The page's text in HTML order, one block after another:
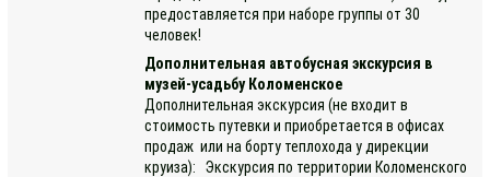
предоставляется при наборе группы от 30
человек!
Дополнительная автобусная экскурсия в
музей-усадьбу Коломенское
Дополнительная экскурсия (не входит в
стоимость путевки и приобретается в офисах
продаж или на борту теплохода у дирекции
круиза): Экскурсия по территории Коломенского